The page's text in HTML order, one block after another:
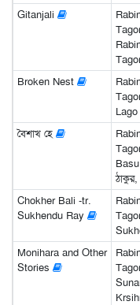
Gitanjali
Broken Nest
বৈশাখ হে
Basu
Chokher Bali -tr.
Sukhendu Ray
Monihara and Other
Stories